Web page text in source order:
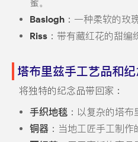
蜜。
Baslogh：一种柔软的玫
Riss：带有藏红花的甜编
塔布里兹手工艺品和
将独特的纪念品带回家：
手织地毯：以复杂的塔布
铜器：当地工匠手工制作